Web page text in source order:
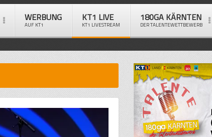
WERBUNG
AUF KT1
KT1 LIVE
KT1 LIVESTREAM
180GA KÄRNTEN
DER TALENTEWETTBEWERB